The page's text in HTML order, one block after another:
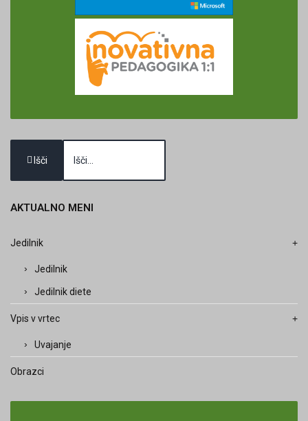
Išči
AKTUALNO MENI
Jedilnik
Jedilnik
Jedilnik diete
Vpis v vrtec
Uvajanje
Obrazci